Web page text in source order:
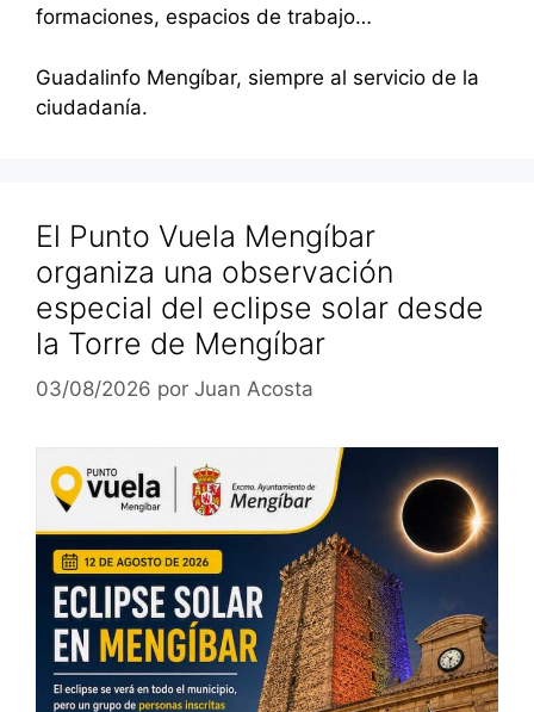
formaciones, espacios de trabajo…
Guadalinfo Mengíbar, siempre al servicio de la
ciudadanía.
El Punto Vuela Mengíbar
organiza una observación
especial del eclipse solar desde
la Torre de Mengíbar
03/08/2026 por Juan Acosta